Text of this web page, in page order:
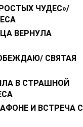
ЧУДЕС»/
ВЕРНУЛА
СВЯТАЯ
В СТРАШНОЙ
И ВСТРЕЧА С